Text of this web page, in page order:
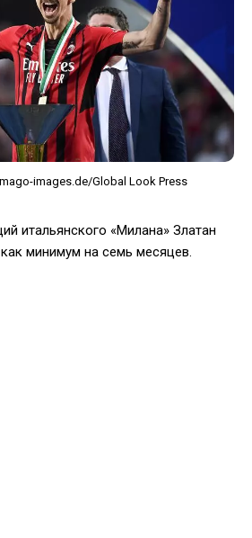
images.de/Global Look Press
итальянского «Милана» Златан
минимум на семь месяцев.